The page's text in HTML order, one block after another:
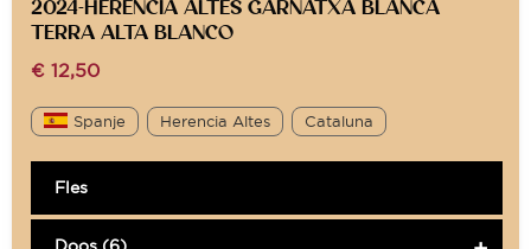
2024-HERENCIA ALTES GARNATXA BLANCA
TERRA ALTA BLANCO
€ 12,50
Spanje Herencia Altes Cataluna
Fles